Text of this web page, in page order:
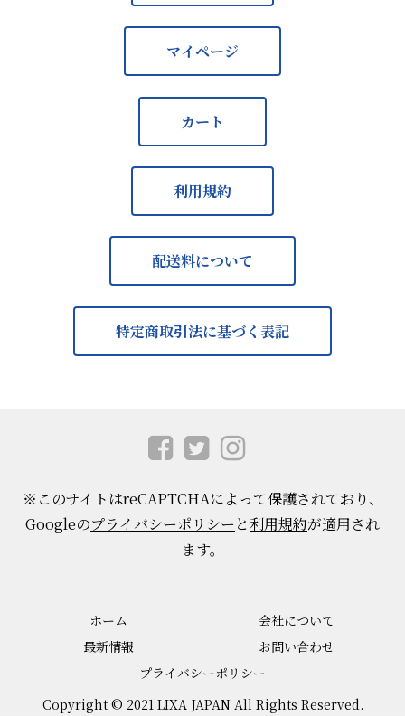
マイページ
カート
利用規約
配送料について
特定商取引法に基づく表記
※このサイトはreCAPTCHAによって保護されており、
Googleのプライバシーポリシーと利用規約が適用され
ます。
ホーム
会社について
最新情報
お問い合わせ
プライバシーポリシー
Copyright © 2021 LIXA JAPAN All Rights Reserved.